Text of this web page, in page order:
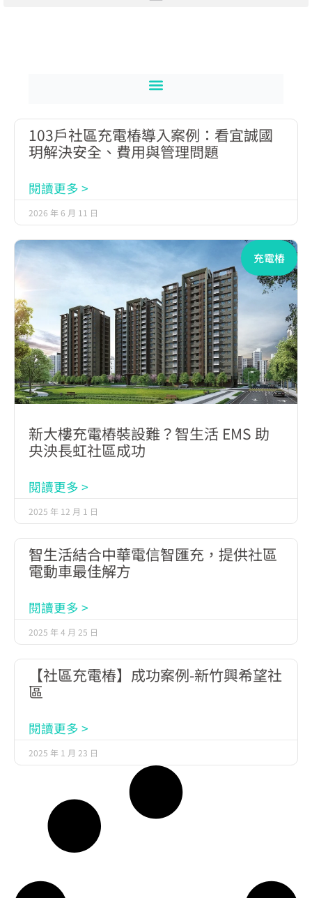
103戶社區充電樁導入案例：看宜誠國
玥解決安全、費用與管理問題
閱讀更多 >
2026 年 6 月 11 日
充電樁
新大樓充電樁裝設難？智生活 EMS 助
央泱長虹社區成功
閱讀更多 >
2025 年 12 月 1 日
智生活結合中華電信智匯充，提供社區
電動車最佳解方
閱讀更多 >
2025 年 4 月 25 日
【社區充電樁】成功案例-新竹興希望社
區
閱讀更多 >
2025 年 1 月 23 日